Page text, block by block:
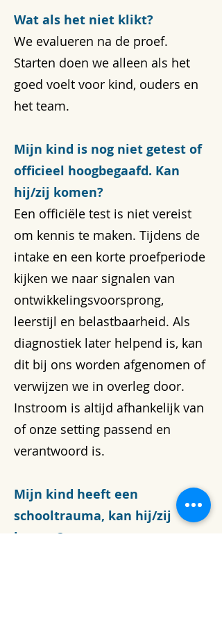
Wat als het niet klikt?
We evalueren na de proef.
Starten doen we alleen als het
goed voelt voor kind, ouders en
het team.
Mijn kind is nog niet getest of
officieel hoogbegaafd. Kan
hij/zij komen?
Een officiële test is niet vereist
om kennis te maken. Tijdens de
intake en een korte proefperiode
kijken we naar signalen van
ontwikkelingsvoorsprong,
leerstijl en belastbaarheid. Als
diagnostiek later helpend is, kan
dit bij ons worden afgenomen of
verwijzen we in overleg door.
Instroom is altijd afhankelijk van
of onze setting passend en
verantwoord is.
Mijn kind heeft een
schooltrauma, kan hij/zij
komen?